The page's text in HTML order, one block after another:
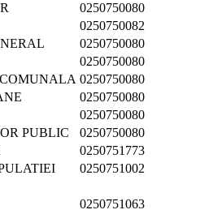
0250750080
0250750082
0250750080
0250750080
0250750080
0250750080
0250750080
PUBLIC
0250750080
0250751773
0250751002
0250751063